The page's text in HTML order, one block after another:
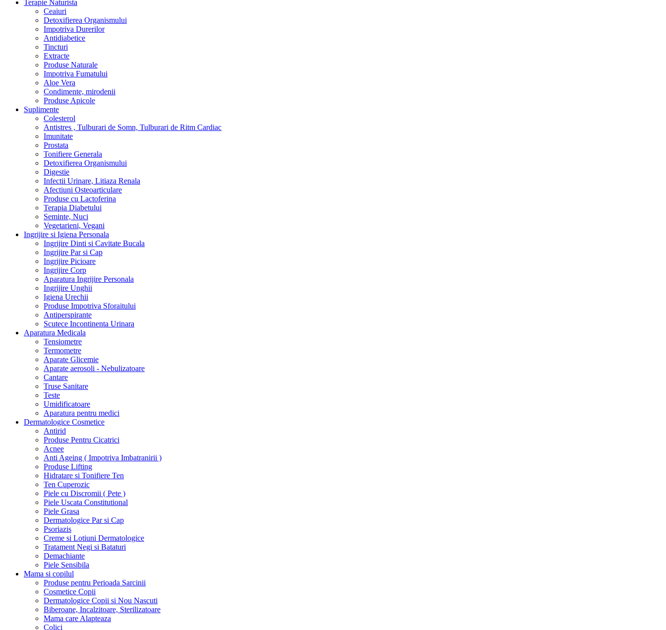
Terapie Naturista
Ceaiuri
Detoxifierea Organismului
Impotriva Durerilor
Antidiabetice
Tincturi
Extracte
Produse Naturale
Impotriva Fumatului
Aloe Vera
Condimente, mirodenii
Produse Apicole
Suplimente
Colesterol
Antistres , Tulburari de Somn, Tulburari de Ritm Cardiac
Imunitate
Prostata
Tonifiere Generala
Detoxifierea Organismului
Digestie
Infectii Urinare, Litiaza Renala
Afectiuni Osteoarticulare
Produse cu Lactoferina
Terapia Diabetului
Seminte, Nuci
Vegetarieni, Vegani
Ingrijire si Igiena Personala
Ingrijire Dinti si Cavitate Bucala
Ingrijire Par si Cap
Ingrijire Picioare
Ingrijire Corp
Aparatura Ingrijire Personala
Ingrijire Unghii
Igiena Urechii
Produse Impotriva Sforaitului
Antiperspirante
Scutece Incontinenta Urinara
Aparatura Medicala
Tensiometre
Termometre
Aparate Glicemie
Aparate aerosoli - Nebulizatoare
Cantare
Truse Sanitare
Teste
Umidificatoare
Aparatura pentru medici
Dermatologice Cosmetice
Antirid
Produse Pentru Cicatrici
Acnee
Anti Ageing ( Impotriva Imbatranirii )
Produse Lifting
Hidratare si Tonifiere Ten
Ten Cuperozic
Piele cu Discromii ( Pete )
Piele Uscata Constitutional
Piele Grasa
Dermatologice Par si Cap
Psoriazis
Creme si Lotiuni Dermatologice
Tratament Negi si Bataturi
Demachiante
Piele Sensibila
Mama si copilul
Produse pentru Perioada Sarcinii
Cosmetice Copii
Dermatologice Copii si Nou Nascuti
Biberoane, Incalzitoare, Sterilizatoare
Mama care Alapteaza
Colici